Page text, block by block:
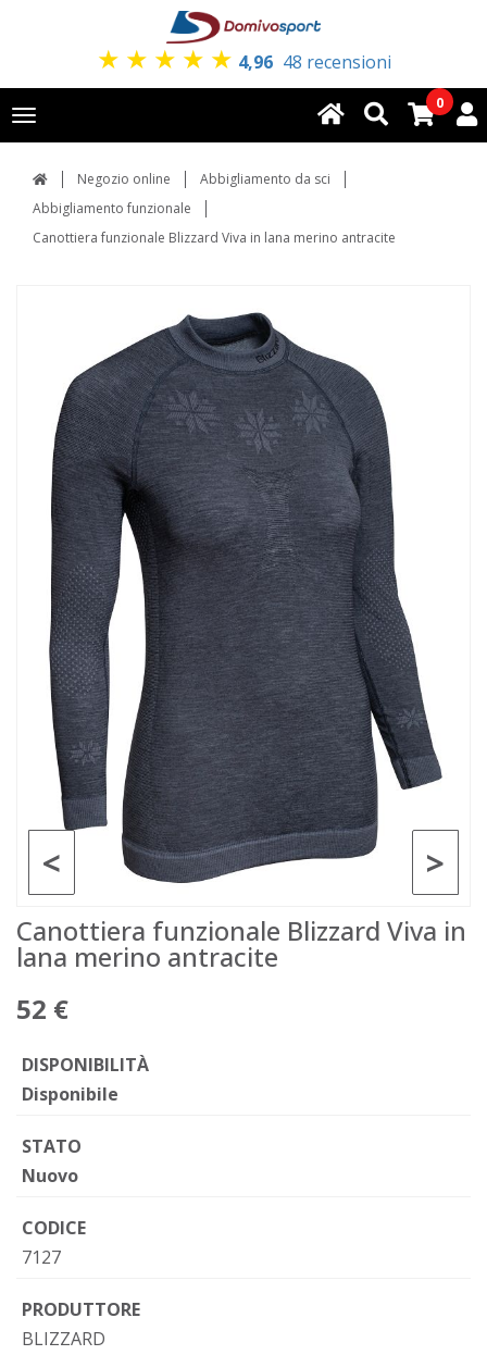
★ ★ ★ ★ ★ 4,96 48 recensioni
Toggle
navigation
0
Negozio online
Abbigliamento da sci
Abbigliamento funzionale
Canottiera funzionale Blizzard Viva in lana merino antracite
>
<
Canottiera funzionale Blizzard Viva in
lana merino antracite
52 €
DISPONIBILITÀ
Disponibile
STATO
Nuovo
CODICE
7127
PRODUTTORE
BLIZZARD